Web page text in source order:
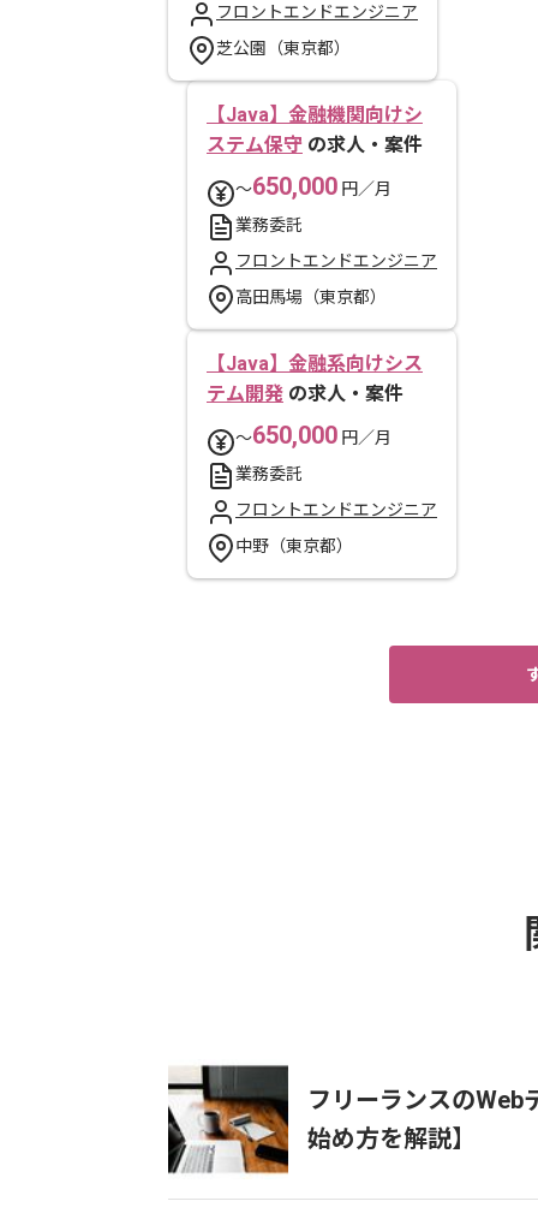
フロントエンドエンジニア
芝公園（東京都）
【Java】金融機関向けシ
ステム保守 の求人・案件
〜650,000 円／月
業務委託
フロントエンドエンジニア
高田馬場（東京都）
【Java】金融系向けシス
テム開発 の求人・案件
〜650,000 円／月
業務委託
フロントエンドエンジニア
中野（東京都）
フリーランスのWeb
始め方を解説】